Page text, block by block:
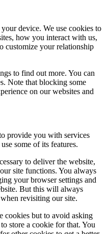
device. We use cookies to
how you interact with us,
customize your relationship
to find out more. You can
Note that blocking some
on our websites and
provide you with services
some of its features.
to deliver the website,
site functions. You always
your browser settings and
But this will always
revisiting our site.
cookies but to avoid asking
store a cookie for that. You